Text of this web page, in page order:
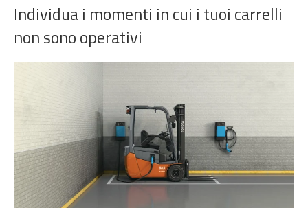
Individua i momenti in cui i tuoi carrelli
non sono operativi